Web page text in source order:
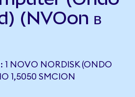
(NVOon в
NOVO NORDISK (ONDO
1,5050 SMCION